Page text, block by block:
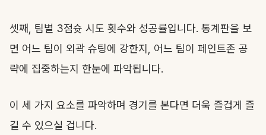
셋째, 팀별 3점슛 시도 횟수와 성공률입니다. 통계판을 보
면 어느 팀이 외곽 슈팅에 강한지, 어느 팀이 페인트존 공
략에 집중하는지 한눈에 파악됩니다.
이 세 가지 요소를 파악하며 경기를 본다면 더욱 즐겁게 즐
길 수 있으실 겁니다.